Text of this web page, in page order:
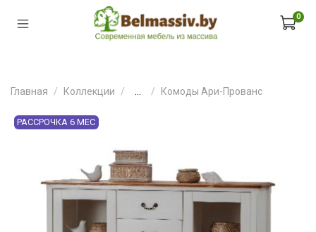
0
Главная Коллекции Комоды Ари-Прованс
РАССРОЧКА 6 МЕС